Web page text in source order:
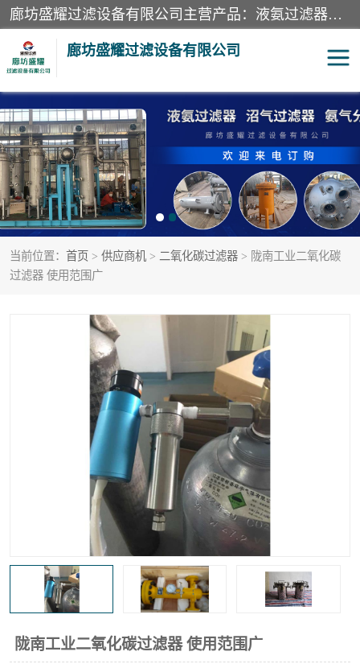
廊坊盛耀过滤设备有限公司主营产品：液氨过滤器、沼气过滤器、氨气分离器、二氧化碳过滤器、过滤器、液氨氨气过滤器、天然气过滤器、管道过滤器、*过滤器、液氨除油除水过滤器、氨气除油除水过滤器、焦炉煤气除焦油过滤器等。
廊坊盛耀过滤设备有限公司
当前位置： 首页 > 供应商机 > 二氧化碳过滤器 > 陇南工业二氧化碳
过滤器 使用范围广
陇南工业二氧化碳过滤器 使用范围广
二氧化碳过滤器 过滤器
液氨氨气过滤器 沼气过滤器
天然气过滤器 管道过滤器
甲醇过滤器 液氨除油除水过滤器
硝酸尾气分离器 酸雾聚结分离器
高炉煤气过滤器 替代进口过滤器
化工盐酸气聚结器 耐腐蚀除雾器滤芯